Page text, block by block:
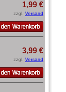
1,99 €
zzgl. Versand
3,99 €
zzgl. Versand